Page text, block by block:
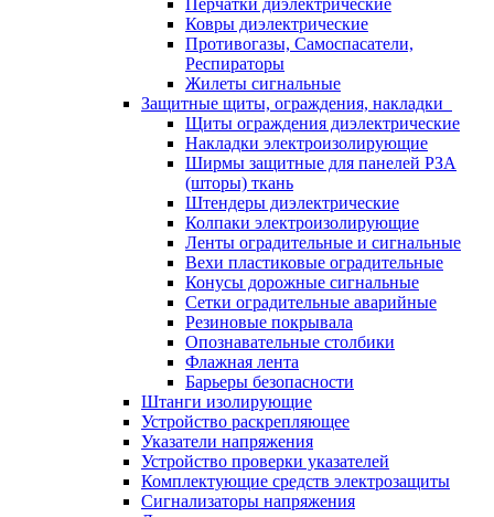
Перчатки диэлектрические
Ковры диэлектрические
Противогазы, Самоспасатели,
Респираторы
Жилеты сигнальные
Защитные щиты, ограждения, накладки
Щиты ограждения диэлектрические
Накладки электроизолирующие
Ширмы защитные для панелей РЗА
(шторы) ткань
Штендеры диэлектрические
Колпаки электроизолирующие
Ленты оградительные и сигнальные
Вехи пластиковые оградительные
Конусы дорожные сигнальные
Сетки оградительные аварийные
Резиновые покрывала
Опознавательные столбики
Флажная лента
Барьеры безопасности
Штанги изолирующие
Устройство раскрепляющее
Указатели напряжения
Устройство проверки указателей
Комплектующие средств электрозащиты
Сигнализаторы напряжения